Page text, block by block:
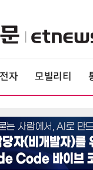
전자 모빌리티